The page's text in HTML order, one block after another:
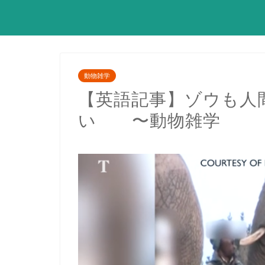
動物雑学
【英語記事】ゾウも
い 〜動物雑学